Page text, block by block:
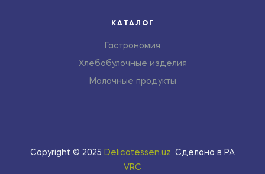
КАТАЛОГ
Гастрономия
Хлебобулочные изделия
Молочные продукты
Copyright © 2025 Delicatessen.uz Сделано в РА
VRC